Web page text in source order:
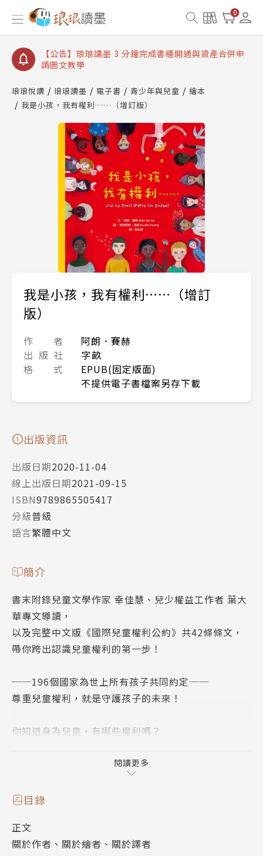
0
【公告】琅琅讀墨數位閱讀資產合併與書櫃開通申請
【公告】琅琅讀墨書櫃開通常見問題
【公告】琅琅讀墨 3 分鐘完成書櫃開通與資產合併申
請圖文教學
查詢
【公告】琅琅讀墨數位閱讀資產合併與書櫃開通申請
琅琅悅讀 琅琅讀墨 電子書 青少年與兒童
繪本
我是小孩，我有權利……（增訂版）
我是小孩，我有權利……（增訂
版）
作 者
阿朗．賽赫
出 版 社
字畝
格 式
EPUB(固定版面)
不提供電子書檔案另存下載
出版資訊
出版日期2020-11-04
線上出版日期2021-09-15
ISBN9789865505417
分級普級
語言繁體中文
簡介
書末附錄兒童文學作家 幸佳慧、兒少權益工作者 葉大
華專文導讀，
以及完整中文版《國際兒童權利公約》共42條條文，
帶你跨出認識兒童權利的第一步！
──196個國家為世上所有孩子共同約定──
尊重兒童權利，就是守護孩子的未來！
你知道身為兒童，有哪些權利嗎？
充滿活力想像的圖畫，簡明扼要的詮釋了一九八九年聯
合國大會通過的《國際兒童權利公約》（這份公約已得
到一百九十六個國家的簽署）。
作者簡介 |
閱讀更多
目錄
正文
關於作者、關於繪者、關於譯者